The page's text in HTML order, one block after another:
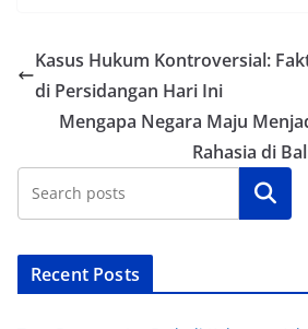
Kasus Hukum Kontroversial:
di Persidangan Hari Ini
Mengapa Negara Maju
Rahasia di
Cari
Recent Posts